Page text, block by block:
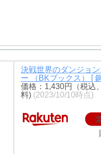
決戦世界のダンジョ
ー （BKブックス） [
価格：1,430円（税込
料) (2023/10/10時点)